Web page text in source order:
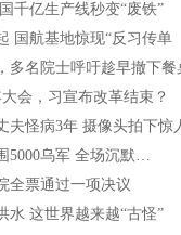
千亿生产线秒变“废铁”
国航基地惊现“反习传单
多名院士呼吁趁早撤下餐
会，习宣布改革结束？
夫怪病3年 摄像头拍下惊
5000乌军 全场沉默…
全票通过一项决议
水 这世界越来越“古怪”